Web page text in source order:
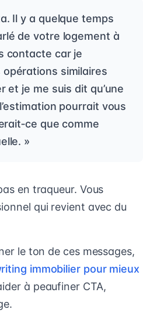
Il y a quelque temps
de votre logement à
contacte car je
similaires
et je me suis dit qu’une
pourrait vous
que comme
»
en traqueur. Vous
qui revient avec du
le ton de ces messages,
immobilier pour mieux
à peaufiner CTA,